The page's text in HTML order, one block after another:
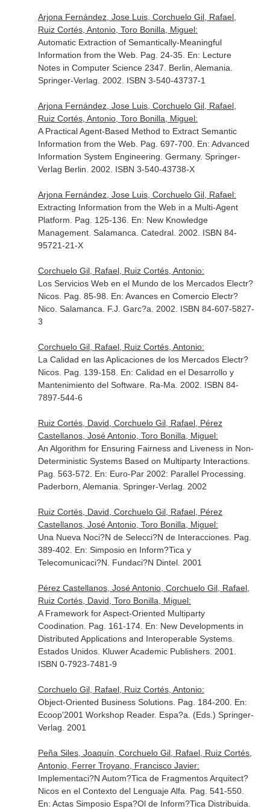
Arjona Fernández, Jose Luis, Corchuelo Gil, Rafael,
Ruiz Cortés, Antonio, Toro Bonilla, Miguel:
Automatic Extraction of Semantically-Meaningful
Information from the Web. Pag. 24-35. En: Lecture
Notes in Computer Science 2347 . Berlin, Alemania.
Springer-Verlag. 2002. ISBN 3-540-43737-1
Arjona Fernández, Jose Luis, Corchuelo Gil, Rafael,
Ruiz Cortés, Antonio, Toro Bonilla, Miguel:
A Practical Agent-Based Method to Extract Semantic
Information from the Web. Pag. 697-700. En: Advanced
Information System Engineering . Germany. Springer-
Verlag Berlin. 2002. ISBN 3-540-43738-X
Arjona Fernández, Jose Luis, Corchuelo Gil, Rafael:
Extracting Information from the Web in a Multi-Agent
Platform. Pag. 125-136. En: New Knowledge
Management. Salamanca. Catedral. 2002. ISBN 84-
95721-21-X
Corchuelo Gil, Rafael, Ruiz Cortés, Antonio:
Los Servicios Web en el Mundo de los Mercados Electr?
Nicos. Pag. 85-98. En: Avances en Comercio Electr?
Nico. Salamanca. F.J. Garc?a. 2002. ISBN 84-607-5827-
3
Corchuelo Gil, Rafael, Ruiz Cortés, Antonio:
La Calidad en las Aplicaciones de los Mercados Electr?
Nicos. Pag. 139-158. En: Calidad en el Desarrollo y
Mantenimiento del Software. Ra-Ma. 2002. ISBN 84-
7897-544-6
Ruiz Cortés, David, Corchuelo Gil, Rafael, Pérez
Castellanos, José Antonio, Toro Bonilla, Miguel:
An Algorithm for Ensuring Fairness and Liveness in Non-
Deterministic Systems Based on Multiparty Interactions.
Pag. 563-572. En: Euro-Par 2002: Parallel Processing
Paderborn, Alemania. Springer-Verlag. 2002
Ruiz Cortés, David, Corchuelo Gil, Rafael, Pérez
Castellanos, José Antonio, Toro Bonilla, Miguel:
Una Nueva Noci?N de Selecci?N de Interacciones. Pag.
389-402. En: Simposio en Inform?Tica y
Telecomunicaci?N . Fundaci?N Dintel. 2001
Pérez Castellanos, José Antonio, Corchuelo Gil, Rafael,
Ruiz Cortés, David, Toro Bonilla, Miguel:
A Framework for Aspect-Oriented Multiparty
Coodination. Pag. 161-174. En: New Developments in
Distributed Applications and Interoperable Systems.
Estados Unidos. Kluwer Academic Publishers. 2001.
ISBN 0-7923-7481-9
Corchuelo Gil, Rafael, Ruiz Cortés, Antonio:
Object-Oriented Business Solutions. Pag. 184-200. En:
Ecoop'2001 Workshop Reader. Espa?a. (Eds.) Springer-
Verlag. 2001
Peña Siles, Joaquín, Corchuelo Gil, Rafael, Ruiz Cortés,
Antonio, Ferrer Troyano, Francisco Javier:
Implementaci?N Autom?Tica de Fragmentos Arquitect?
Nicos en el Contexto del Lenguaje Alfa. Pag. 541-550.
En: Actas Simposio Espa?Ol de Inform?Tica Distribuida